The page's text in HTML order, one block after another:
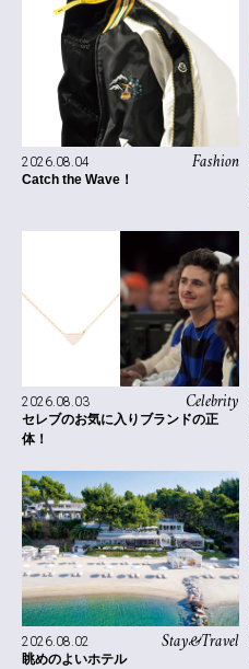
Fashion
2026.08.04
Catch the Wave！
Celebrity
2026.08.03
セレブのお気に入りブランドの正
体！
Stay&Travel
2026.08.02
眺めのよいホテル